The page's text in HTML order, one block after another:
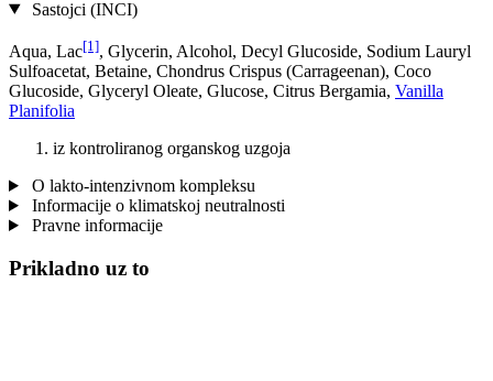
Sastojci (INCI)
Aqua, Lac[1], Glycerin, Alcohol, Decyl Glucoside, Sodium Lauryl
Sulfoacetat, Betaine, Chondrus Crispus (Carrageenan), Coco
Glucoside, Glyceryl Oleate, Glucose, Citrus Bergamia, Vanilla
Planifolia
iz kontroliranog organskog uzgoja
O lakto-intenzivnom kompleksu
Informacije o klimatskoj neutralnosti
Pravne informacije
Prikladno uz to